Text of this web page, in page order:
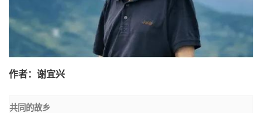
作者：谢宜兴
共同的故乡